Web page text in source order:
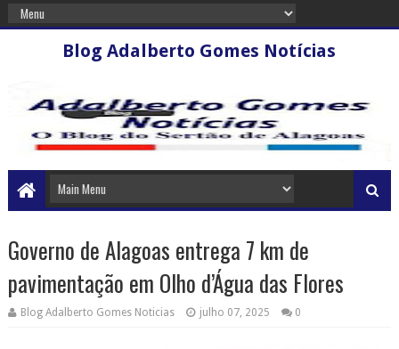
Blog Adalberto Gomes Notícias
Governo de Alagoas entrega 7 km de
pavimentação em Olho d’Água das Flores
Blog Adalberto Gomes Noticias julho 07, 2025 0